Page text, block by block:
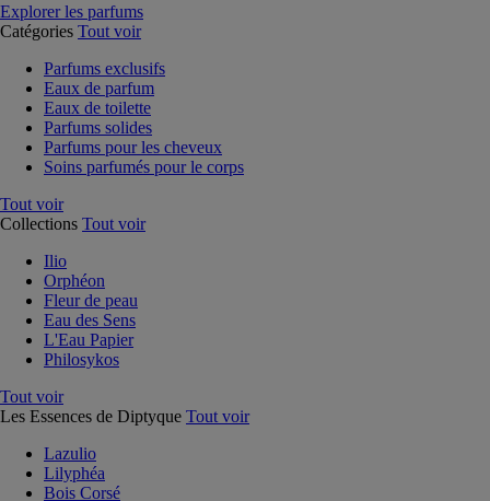
Explorer les parfums
Catégories Tout voir
Parfums exclusifs
Eaux de parfum
Eaux de toilette
Parfums solides
Parfums pour les cheveux
Soins parfumés pour le corps
Tout voir
Collections Tout voir
Ilio
Orphéon
Fleur de peau
Eau des Sens
L'Eau Papier
Philosykos
Tout voir
Les Essences de Diptyque Tout voir
Lazulio
Lilyphéa
Bois Corsé